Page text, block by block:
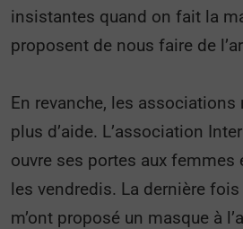
insistantes quand on fait la
proposent de nous faire de
En revanche, les
plus d’aide. L’association
ouvre ses portes aux femmes
les vendredis. La dernière fois
m’ont proposé un masque à